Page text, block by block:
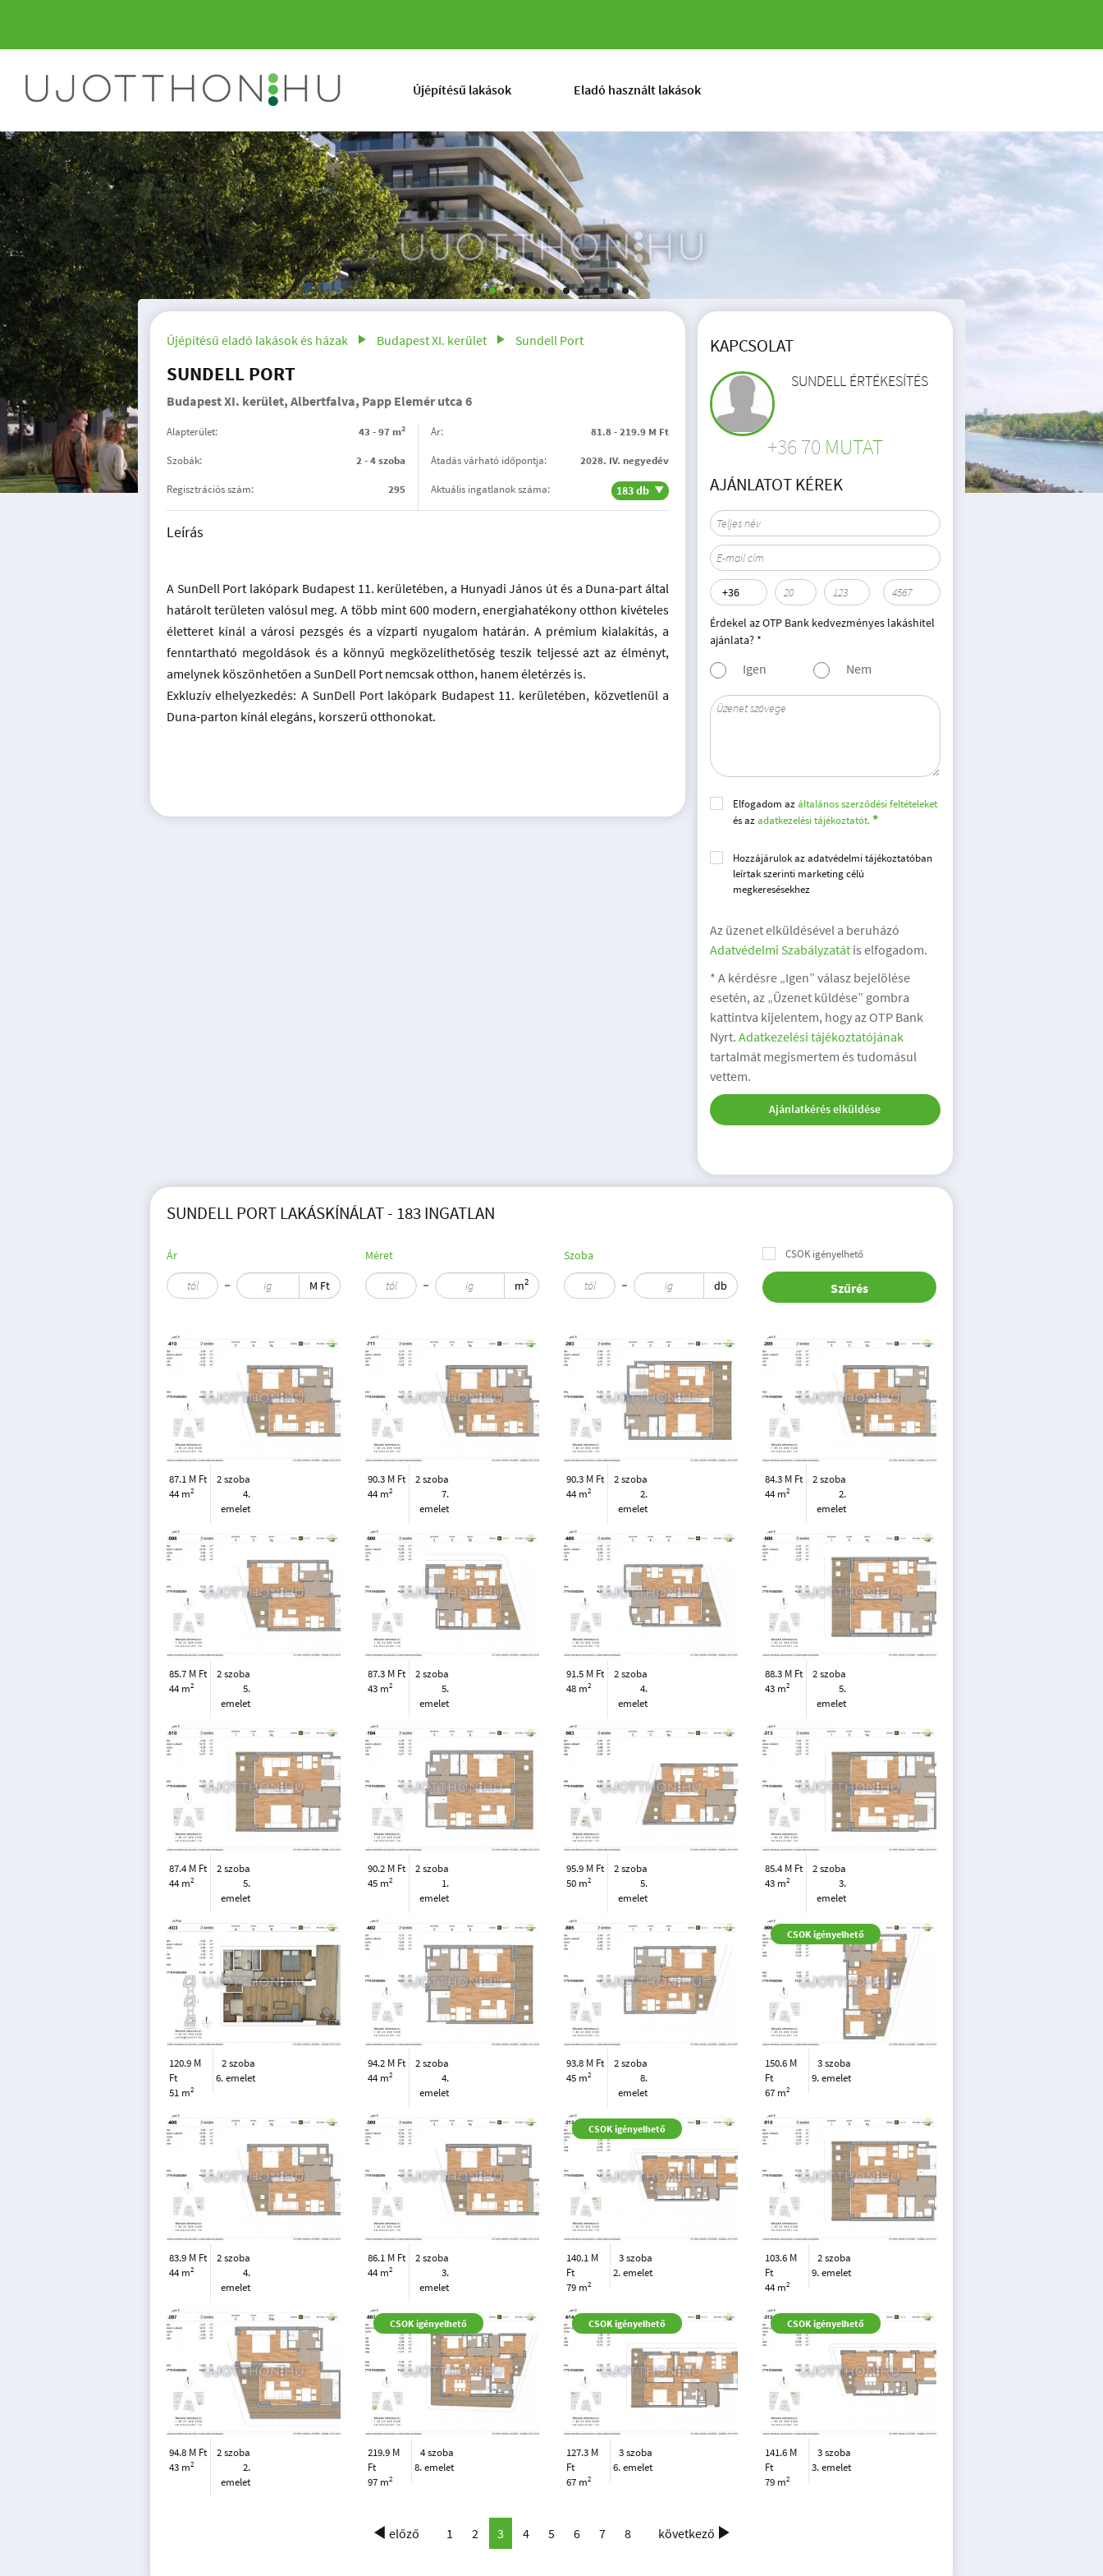
Újépítésű lakások Eladó használt lakások
1117 Budapest, Papp Elemér utca 6.
Újépítésű eladó lakások és házak Budapest XI. kerület Sundell Port
SUNDELL PORT
Budapest XI. kerület, Albertfalva, Papp Elemér utca 6
Alapterület: 43 - 97 m2 Ár: 81.8 - 219.9 M Ft
Szobák: 2 - 4 szoba Átadás várható időpontja: 2028. IV. negyedév
Regisztrációs szám: 295 Aktuális ingatlanok száma: 183 db
Leírás
A SunDell Port lakópark Budapest 11. kerületében, a Hunyadi János út és a Duna-part által
határolt területen valósul meg. A több mint 600 modern, energiahatékony otthon kivételes
életteret kínál a városi pezsgés és a vízparti nyugalom határán. A prémium kialakítás, a
fenntartható megoldások és a könnyű megközelíthetőség teszik teljessé azt az élményt,
amelynek köszönhetően a SunDell Port nemcsak otthon, hanem életérzés is.
Exkluzív elhelyezkedés: A SunDell Port lakópark Budapest 11. kerületében, közvetlenül a
Duna-parton kínál elegáns, korszerű otthonokat.
KAPCSOLAT
SUNDELL ÉRTÉKESÍTÉS
+36 70 MUTAT
AJÁNLATOT KÉREK
Érdekel az OTP Bank kedvezményes lakáshitel
ajánlata? *
Igen Nem
Elfogadom azáltalános szerződési feltételeket
és azadatkezelési tájékoztatót.
Hozzájárulok az adatvédelmi tájékoztatóban
leírtak szerinti marketing célú
megkeresésekhez
Az üzenet elküldésével a beruházó
Adatvédelmi Szabályzatátis elfogadom.
* A kérdésre „Igen” válasz bejelölése
esetén, az „Üzenet küldése” gombra
kattintva kijelentem, hogy az OTP Bank
Nyrt. Adatkezelési tájékoztatójának
tartalmát megismertem és tudomásul
vettem.
Ajánlatkérés elküldése
SUNDELL PORT LAKÁSKÍNÁLAT - 183 INGATLAN
Ár
M Ft
Méret
m2
Szoba
db
CSOK igényelhető
Szűrés
87.1 M Ft
44 m2
2 szoba
4.
emelet
90.3 M Ft
44 m2
2 szoba
7.
emelet
90.3 M Ft
44 m2
2 szoba
2.
emelet
84.3 M Ft
44 m2
2 szoba
2.
emelet
85.7 M Ft
44 m2
2 szoba
5.
emelet
87.3 M Ft
43 m2
2 szoba
5.
emelet
91.5 M Ft
48 m2
2 szoba
4.
emelet
88.3 M Ft
43 m2
2 szoba
5.
emelet
87.4 M Ft
44 m2
2 szoba
5.
emelet
90.2 M Ft
45 m2
2 szoba
1.
emelet
95.9 M Ft
50 m2
2 szoba
5.
emelet
85.4 M Ft
43 m2
2 szoba
3.
emelet
120.9 M
Ft
51 m2
2 szoba
6. emelet
94.2 M Ft
44 m2
2 szoba
4.
emelet
93.8 M Ft
45 m2
2 szoba
8.
emelet
CSOK igényelhető
150.6 M
Ft
67 m2
3 szoba
9. emelet
83.9 M Ft
44 m2
2 szoba
4.
emelet
86.1 M Ft
44 m2
2 szoba
3.
emelet
CSOK igényelhető
140.1 M
Ft
79 m2
3 szoba
2. emelet
103.6 M
Ft
44 m2
2 szoba
9. emelet
94.8 M Ft
43 m2
2 szoba
2.
emelet
CSOK igényelhető
219.9 M
Ft
97 m2
4 szoba
8. emelet
CSOK igényelhető
127.3 M
Ft
67 m2
3 szoba
6. emelet
CSOK igényelhető
141.6 M
Ft
79 m2
3 szoba
3. emelet
előző 1 2 3 4 5 6 7 8 következő